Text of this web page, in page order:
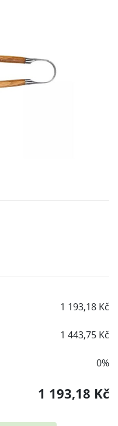
1 193,18 Kč
1 443,75 Kč
0%
1 193,18 Kč